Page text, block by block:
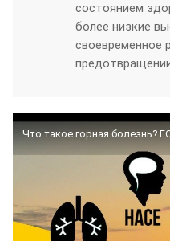
состоянием
более низкие
своевременное
Что такое горная болезнь?